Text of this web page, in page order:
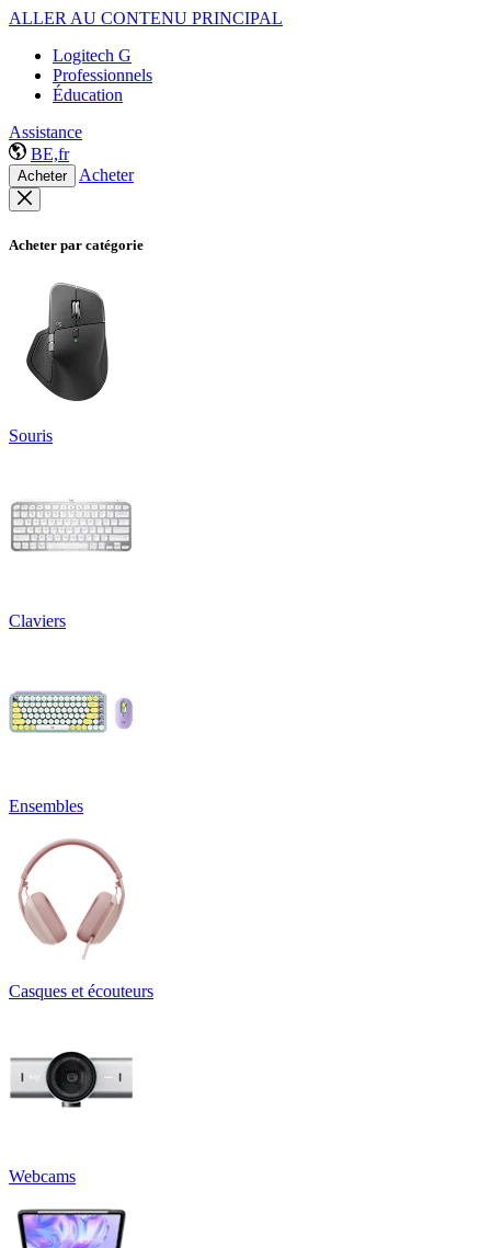
ALLER AU CONTENU PRINCIPAL
Logitech G
Professionnels
Éducation
Assistance
BE,fr
Acheter Acheter
Acheter par catégorie
Souris
Claviers
Ensembles
Casques et écouteurs
Webcams